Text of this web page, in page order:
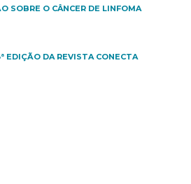
SOBRE O CÂNCER DE LINFOMA
EDIÇÃO DA REVISTA CONECTA